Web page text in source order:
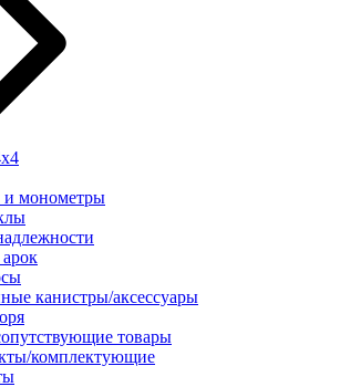
и монометры
канистры/аксессуары
товары
комплектующие